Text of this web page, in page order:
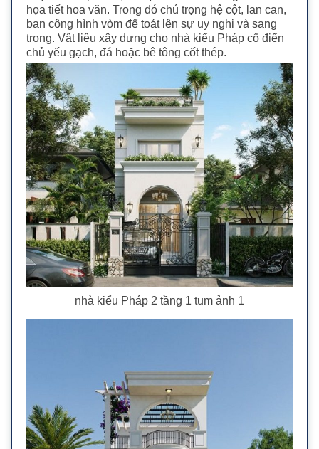
họa tiết hoa văn. Trong đó chú trọng hệ cột, lan can,
ban công hình vòm để toát lên sự uy nghi và sang
trọng. Vật liệu xây dựng cho nhà kiểu Pháp cổ điển
chủ yếu gạch, đá hoặc bê tông cốt thép.
nhà kiểu Pháp 2 tầng 1 tum ảnh 1